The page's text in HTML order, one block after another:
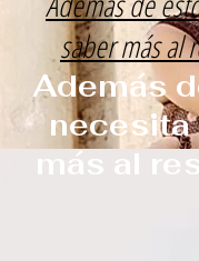
saber más al
Además
necesita
más al